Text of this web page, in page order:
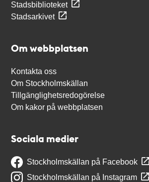
Stadsbiblioteket
Stadsarkivet
Om webbplatsen
Kontakta oss
Om Stockholmskällan
Tillgänglighetsredogörelse
Om kakor på webbplatsen
Sociala medier
Stockholmskällan på Facebook
Stockholmskällan på Instagram